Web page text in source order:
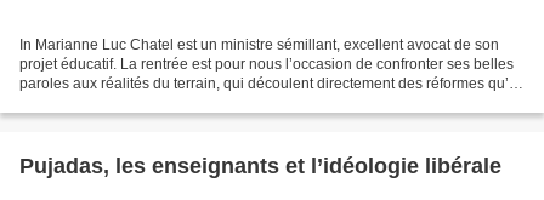
In Marianne Luc Chatel est un ministre sémillant, excellent avocat de son
projet éducatif. La rentrée est pour nous l’occasion de confronter ses belles
paroles aux réalités du terrain, qui découlent directement des réformes qu’il
Pujadas, les enseignants et l’idéologie libérale